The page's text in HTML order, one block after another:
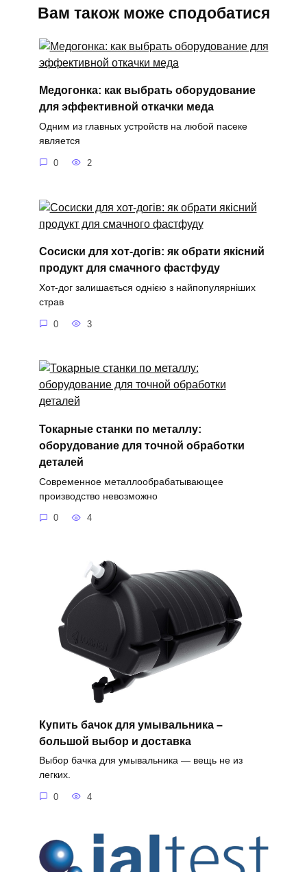
Вам також може сподобатися
Медогонка: как выбрать оборудование
для эффективной откачки меда
Одним из главных устройств на любой пасеке
является
0 2
Сосиски для хот-догів: як обрати якісний
продукт для смачного фастфуду
Хот-дог залишається однією з найпопулярніших
страв
0 3
Токарные станки по металлу:
оборудование для точной обработки
деталей
Современное металлообрабатывающее
производство невозможно
0 4
Купить бачок для умывальника –
большой выбор и доставка
Выбор бачка для умывальника — вещь не из
легких.
0 4